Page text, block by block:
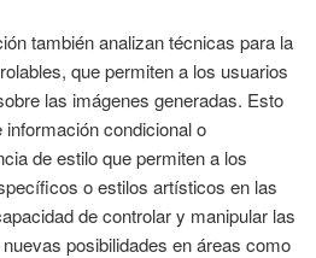
también analizan técnicas para la
que permiten a los usuarios
las imágenes generadas. Esto
condicional o
de estilo que permiten a los
o estilos artísticos en las
de controlar y manipular las
posibilidades en áreas como